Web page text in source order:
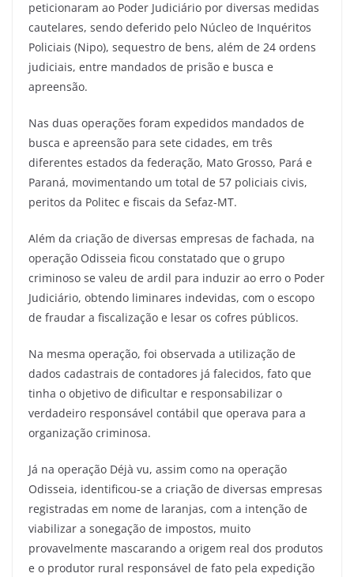
peticionaram ao Poder Judiciário por diversas medidas
cautelares, sendo deferido pelo Núcleo de Inquéritos
Policiais (Nipo), sequestro de bens, além de 24 ordens
judiciais, entre mandados de prisão e busca e
apreensão.
Nas duas operações foram expedidos mandados de
busca e apreensão para sete cidades, em três
diferentes estados da federação, Mato Grosso, Pará e
Paraná, movimentando um total de 57 policiais civis,
peritos da Politec e fiscais da Sefaz-MT.
Além da criação de diversas empresas de fachada, na
operação Odisseia ficou constatado que o grupo
criminoso se valeu de ardil para induzir ao erro o Poder
Judiciário, obtendo liminares indevidas, com o escopo
de fraudar a fiscalização e lesar os cofres públicos.
Na mesma operação, foi observada a utilização de
dados cadastrais de contadores já falecidos, fato que
tinha o objetivo de dificultar e responsabilizar o
verdadeiro responsável contábil que operava para a
organização criminosa.
Já na operação Déjà vu, assim como na operação
Odisseia, identificou-se a criação de diversas empresas
registradas em nome de laranjas, com a intenção de
viabilizar a sonegação de impostos, muito
provavelmente mascarando a origem real dos produtos
e o produtor rural responsável de fato pela expedição